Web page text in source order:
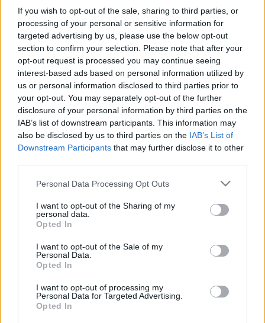
If you wish to opt-out of the sale, sharing to third parties, or
processing of your personal or sensitive information for
targeted advertising by us, please use the below opt-out
section to confirm your selection. Please note that after your
opt-out request is processed you may continue seeing
interest-based ads based on personal information utilized by
us or personal information disclosed to third parties prior to
your opt-out. You may separately opt-out of the further
disclosure of your personal information by third parties on the
IAB’s list of downstream participants. This information may
also be disclosed by us to third parties on the IAB’s List of
Downstream Participants that may further disclose it to other
Please note that this website/app uses one or more Google
not limited to your visit or usage behaviour. You may click to
grant or deny consent to Google and its third-party tags to
use your data for below specified purposes in below Google
consent section.
Personal Data Processing Opt Outs
I want to opt-out of the Sharing of my
personal data.
Opted In
I want to opt-out of the Sale of my
Personal Data.
Opted In
I want to opt-out of processing my
Personal Data for Targeted Advertising.
Opted In
a Legjobb rendezés díját, a
Színházi Kritikusok Céhe
pedig ugyanebben az évben a Legjobb független
színházi előadásnak ítélte meg a. A társulat külön
jutalomban részesült, amikor elnyerte a Fővárosi
Önkormányzat Alkotóközösségi Díját aMagyar
Stúdió Színházi Műhelyek XVI. Fesztiválján.
"Szíkölök"- mintegy a Bozgorok folytatásaként -
nem egy összefüggő történetet mesél el, hanem
mozaikszerű, különböző korokban és helyszíneken
játszódó laza szerkezetű jelenetfüzér. Mese a
székelyekről, történelmükről, szokásaikról,
amiket mi, "magyarországi magyarok“ tudunk,
gondolunk vagy képzelünk "róluk“. Hogy miért is van
minden úgy ahogyan.